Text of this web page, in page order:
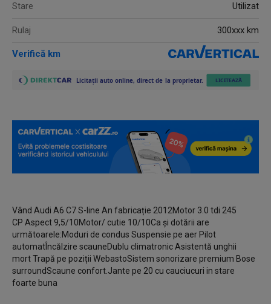
Stare Utilizat
Rulaj 300xxx km
Verifică km
Vând Audi A6 C7 S-line An fabricație 2012Motor 3.0 tdi 245
CP Aspect 9,5/10Motor/ cutie 10/10Ca și dotării are
următoarele:Moduri de condus Suspensie pe aer Pilot
automatÎncălzire scauneDublu climatronic Asistentă unghii
mort Trapă pe poziții WebastoSistem sonorizare premium Bose
surroundScaune confort.Jante pe 20 cu cauciucuri in stare
foarte buna